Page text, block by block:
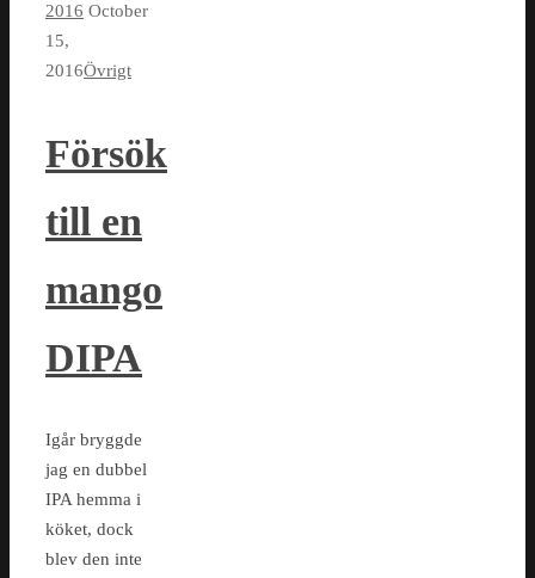
2016 October
15,
2016Övrigt
Försök
till en
mango
DIPA
Igår bryggde
jag en dubbel
IPA hemma i
köket, dock
blev den inte